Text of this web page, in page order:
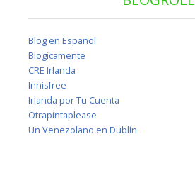
Blog en Español
Blogicamente
CRE Irlanda
Innisfree
Irlanda por Tu Cuenta
Otrapintaplease
Un Venezolano en Dublín